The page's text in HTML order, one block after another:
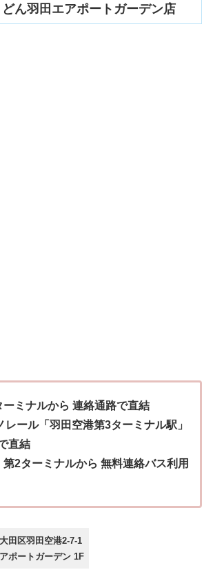
ん羽田エアポートガーデン店
ミナルから 連絡通路で直結
レール「羽田空港第3ターミナル駅」
直結
2ターミナルから 無料連絡バス利用
田区羽田空港2-7-1
ポートガーデン 1F